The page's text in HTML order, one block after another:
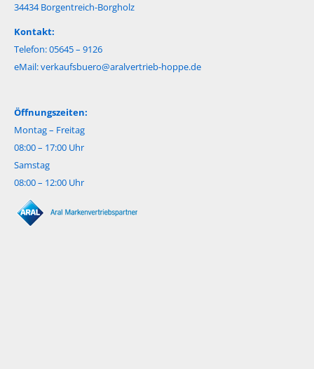
34434 Borgentreich-Borgholz
Kontakt:
Telefon: 05645 – 9126
eMail:verkaufsbuero@aralvertrieb-hoppe.de
Öffnungszeiten:
Montag – Freitag
08:00 – 17:00 Uhr
Samstag
08:00 – 12:00 Uhr